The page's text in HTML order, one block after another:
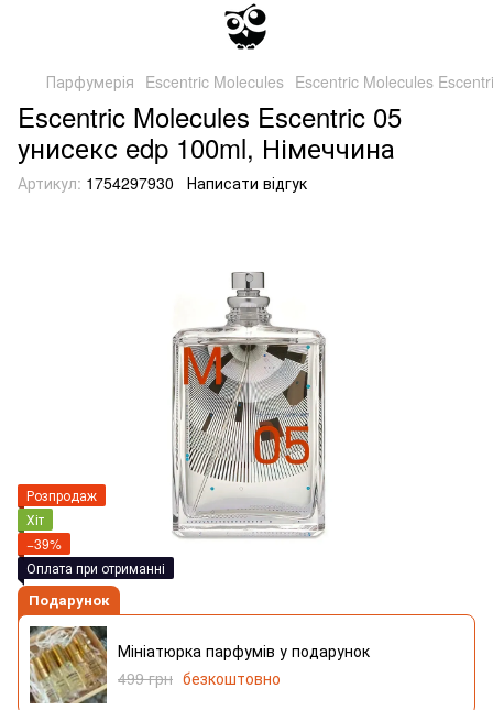
Парфумерія Escentric Molecules Escentric Molecules
Escentric Molecules Escentric 05
унисекс edp 100ml, Німеччина
Артикул: 1754297930 Написати відгук
Розпродаж
Хіт
−39%
Оплата при отриманні
Подарунок
Мініатюрка парфумів у подарунок
499 грн безкоштовно